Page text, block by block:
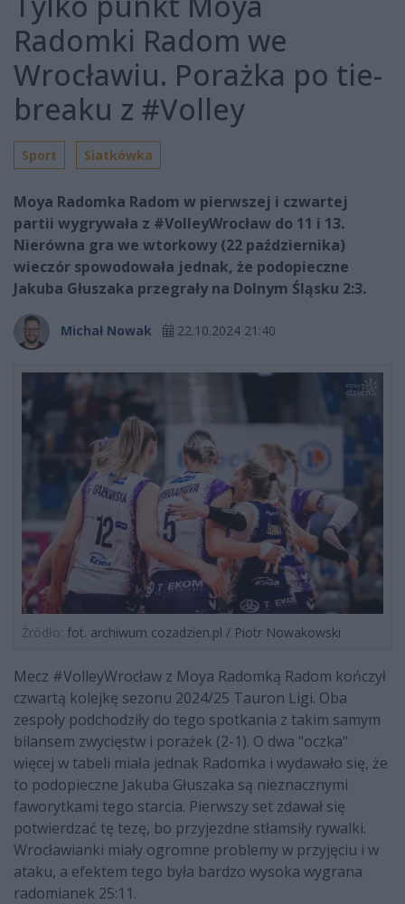
Radomki Radom we
Wrocławiu. Porażka po tie-
breaku z #Volley
Sport Siatkówka
Moya Radomka Radom w pierwszej i czwartej
partii wygrywała z #VolleyWrocław do 11 i 13.
Nierówna gra we wtorkowy (22 października)
wieczór spowodowała jednak, że podopieczne
Jakuba Głuszaka przegrały na Dolnym Śląsku 2:3.
Michał Nowak 22.10.2024 21:40
Źródło: fot. archiwum cozadzien.pl / Piotr Nowakowski
Mecz #VolleyWrocław z Moya Radomką Radom kończył
czwartą kolejkę sezonu 2024/25 Tauron Ligi. Oba
zespoły podchodziły do tego spotkania z takim samym
bilansem zwycięstw i porażek (2-1). O dwa "oczka"
więcej w tabeli miała jednak Radomka i wydawało się, że
to podopieczne Jakuba Głuszaka są nieznacznymi
faworytkami tego starcia. Pierwszy set zdawał się
potwierdzać tę tezę, bo przyjezdne stłamsiły rywalki.
Wrocławianki miały ogromne problemy w przyjęciu i w
ataku, a efektem tego była bardzo wysoka wygrana
radomianek 25:11.